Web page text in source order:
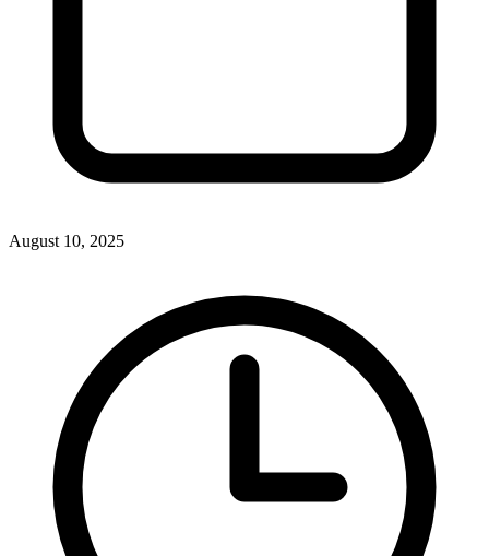
August 10, 2025